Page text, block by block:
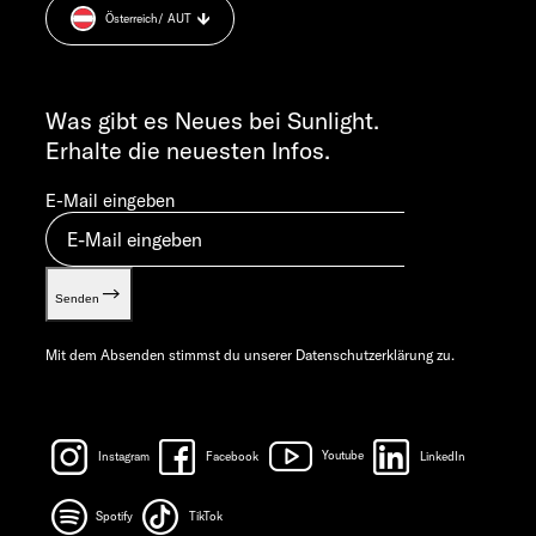
MO-DO 7:30 – 12:00 UND 13:00 – 16:00 UHR
FR 7:30 – 12:00 UHR
info@sunlight.de
Cookie Consent
Was gibt es Neues bei Sunlight.
Erhalte die neuesten Infos.
E-Mail eingeben
Senden
Mit dem Absenden stimmst du unserer Datenschutzerklärung zu.
Instagram Facebook Youtube LinkedIn
Spotify TikTok
Österreich/ AUT